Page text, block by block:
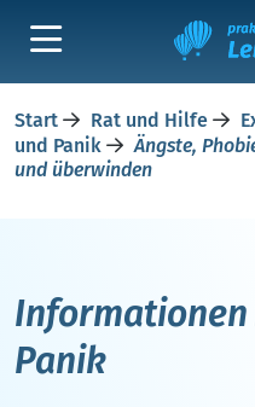
Start Rat und Hilfe
und Panik
Ängste,
und überwinden
Informationen
Panik